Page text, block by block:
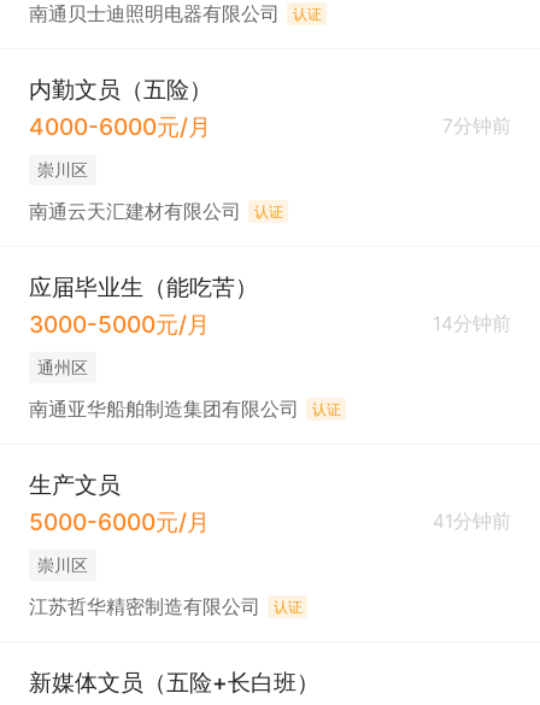
南通贝士迪照明电器有限公司 认证
内勤文员（五险）
4000-6000元/月
7分钟前
崇川区
南通云天汇建材有限公司 认证
应届毕业生（能吃苦）
3000-5000元/月
14分钟前
通州区
南通亚华船舶制造集团有限公司 认证
生产文员
5000-6000元/月
41分钟前
崇川区
江苏哲华精密制造有限公司 认证
新媒体文员（五险+长白班）